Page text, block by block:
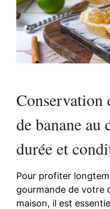
de banane
durée et
Pour profiter
gourmande de votre
maison, il est